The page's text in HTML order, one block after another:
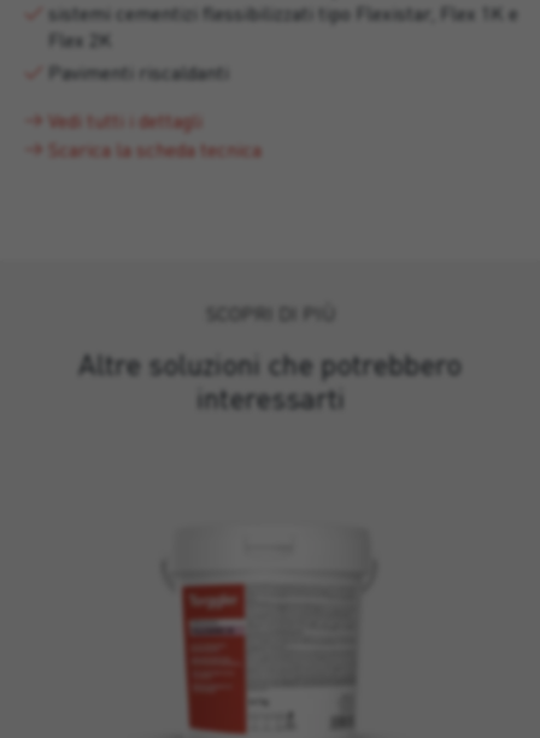
sistemi cementizi flessibilizzati tipo Flexistar, Flex 1K e
Flex 2K
Pavimenti riscaldanti
Vedi tutti i dettagli
Scarica la scheda tecnica
Altre soluzioni che potrebbero
interessarti